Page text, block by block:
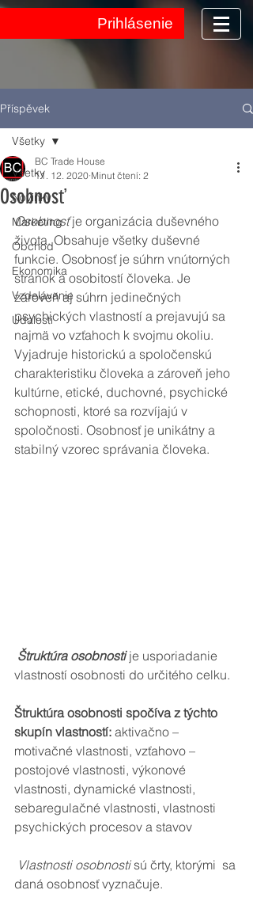
Prihlásenie
Příspěvek
Všetky
Novinky
Marketing
Obchod
Ekonomika
Vzdelávanie
Udalosti
Všetky
Osobnosť
BC Trade House
11. 12. 2020 Minut čtení: 2
Osobnosť je organizácia duševného
života. Obsahuje všetky duševné
funkcie. Osobnosť je súhrn vnútorných
stránok a osobitostí človeka. Je
zároveň aj súhrn jedinečných
psychických vlastností a prejavujú sa
najmä vo vzťahoch k svojmu okoliu.
Vyjadruje historickú a spoločenskú
charakteristiku človeka a zároveň jeho
kultúrne, etické, duchovné, psychické
schopnosti, ktoré sa rozvíjajú v
spoločnosti. Osobnosť je unikátny a
stabilný vzorec správania človeka.
Štruktúra osobnosti je usporiadanie
vlastností osobnosti do určitého celku.
Štruktúra osobnosti spočíva z týchto
skupín vlastností: aktivačno –
motivačné vlastnosti, vzťahovo –
postojové vlastnosti, výkonové
vlastnosti, dynamické vlastnosti,
sebaregulačné vlastnosti, vlastnosti
psychických procesov a stavov
Vlastnosti osobnosti sú črty, ktorými  sa
daná osobnosť vyznačuje.